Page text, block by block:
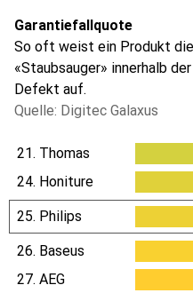
Garantiefallquote
So oft weist ein Produkt
«Staubsauger» innerhalb
Defekt auf.
Quelle: Digitec Galaxus
21. Thomas
24. Honiture
25. Philips
26. Baseus
27. AEG